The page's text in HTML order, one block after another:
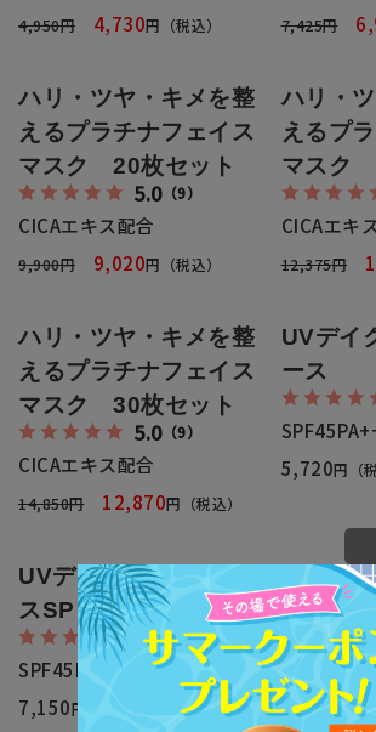
返品・交換・キャ
よくあるご質問
4,950円 4,730円（税込） 7,425円
ハリ・ツヤ・キメを整
えるプラチナフェイス
マスク 20枚セット
5.0（9）
CICAエキス配合
9,900円 9,020円（税込）
ハリ・
えるプ
マスク
CICAエキ
12,375円
ハリ・ツヤ・キメを整
えるプラチナフェイス
マスク 30枚セット
5.0（9）
CICAエキス配合
14,850円 12,870円（税込）
UVデイ
ース
5,720円（
UVデイクリーム&ベー
スSP
4.8（22）
SPF45PA++
7,150円（税込）
カラー
5,830円（